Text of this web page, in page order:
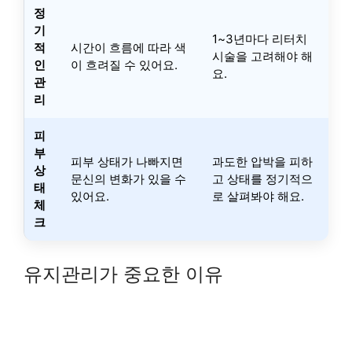
정
기
적
인
관
리
시간이 흐름에 따라 색
이 흐려질 수 있어요.
1~3년마다 리터치
시술을 고려해야 해
요.
피
부
상
태
체
크
피부 상태가 나빠지면
문신의 변화가 있을 수
있어요.
과도한 압박을 피하
고 상태를 정기적으
로 살펴봐야 해요.
유지관리가 중요한 이유